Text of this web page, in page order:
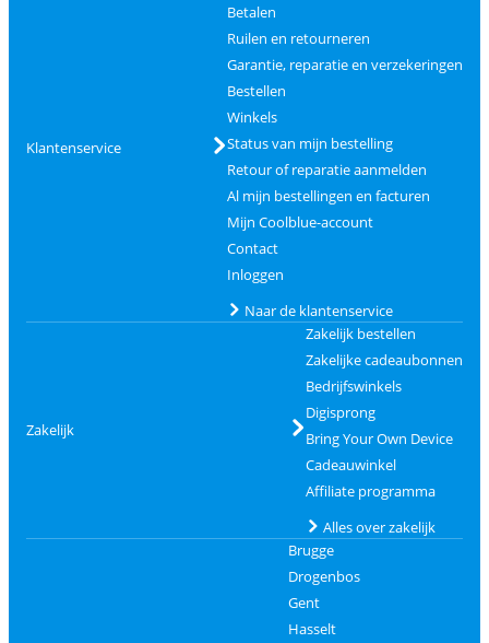
Klantenservice
Betalen
Ruilen en retourneren
Garantie, reparatie en verzekeringen
Bestellen
Winkels
Status van mijn bestelling
Retour of reparatie aanmelden
Al mijn bestellingen en facturen
Mijn Coolblue-account
Contact
Inloggen
Naar de klantenservice
Zakelijk
Zakelijk bestellen
Zakelijke cadeaubonnen
Bedrijfswinkels
Digisprong
Bring Your Own Device
Cadeauwinkel
Affiliate programma
Alles over zakelijk
Brugge
Drogenbos
Gent
Hasselt